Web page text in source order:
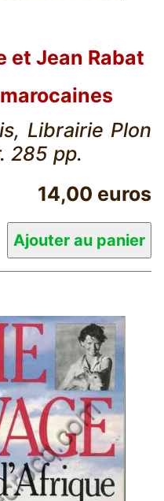
et Jean Rabat
Librairie Plon
285 pp.
14,00 euros